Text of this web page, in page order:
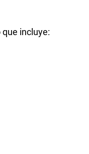
incluye: